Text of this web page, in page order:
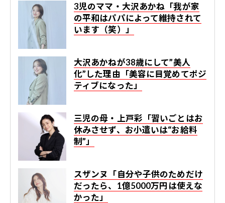
3児のママ・大沢あかね「我が家
の平和はパパによって維持されて
います（笑）」
大沢あかねが38歳にして”美人
化”した理由「美容に目覚めてポジ
ティブになった」
三児の母・上戸彩「習いごとはお
休みさせず、お小遣いは“お給料
制”」
スザンヌ「自分や子供のためだけ
だったら、1億5000万円は使えな
かった」